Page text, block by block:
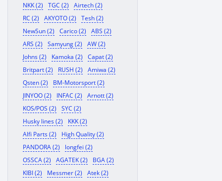
NKK (2)
TGC (2)
Airtech (2)
RC (2)
AKYOTO (2)
Tesh (2)
NewSun (2)
Carico (2)
ABS (2)
ARS (2)
Samyung (2)
AW (2)
Johns (2)
Kamoka (2)
Capat (2)
Britpart (2)
RUSH (2)
Amiwa (2)
Qsten (2)
BM-Motorsport (2)
JINYOO (2)
INFAC (2)
Arnott (2)
KOS/POS (2)
SYC (2)
Husky lines (2)
KKK (2)
Alfi Parts (2)
High Quality (2)
PANDORA (2)
longfei (2)
OSSCA (2)
AGATEK (2)
BGA (2)
KIBI (2)
Messmer (2)
Atek (2)